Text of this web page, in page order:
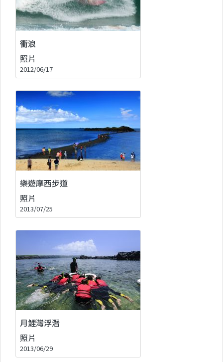
衝浪
照片
2012/06/17
樂遊摩西步道
照片
2013/07/25
月鯉灣浮潛
照片
2013/06/29